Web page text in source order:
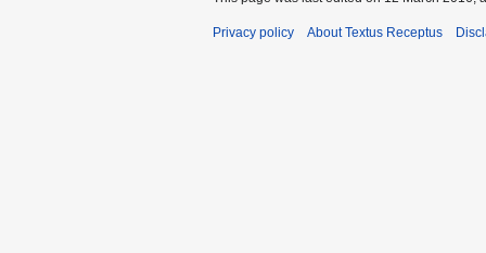
Privacy policy About Textus Receptus